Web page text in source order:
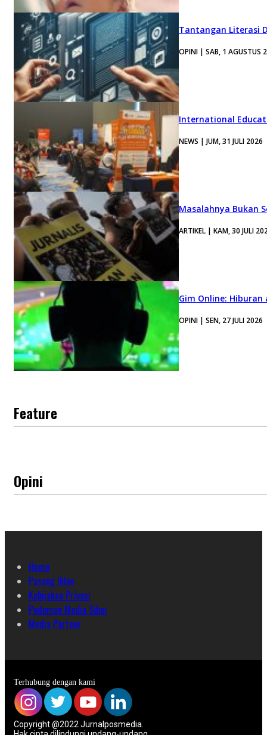
Tantangan Literasi
OPINI | SAB, 1 AGUSTUS
International
NEWS | JUM, 31 JULI 2026
Masalahnya Bukan
ARTIKEL | KAM, 30 JULI
Gim Online:
OPINI | SEN, 27 JULI 2026
Feature
Opini
Home
Pasang Iklan
Kebijakan Privasi
Pedoman Media Siber
Media Partner
Terhubung dengan kami
Copyright @2022 Jurnalposmedia.